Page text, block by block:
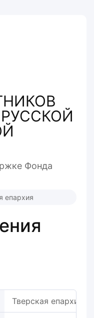
Фонда
епархия
Тверская епархия